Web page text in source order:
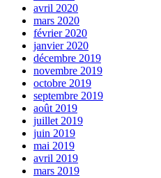
avril 2020
mars 2020
février 2020
janvier 2020
décembre 2019
novembre 2019
octobre 2019
septembre 2019
août 2019
juillet 2019
juin 2019
mai 2019
avril 2019
mars 2019